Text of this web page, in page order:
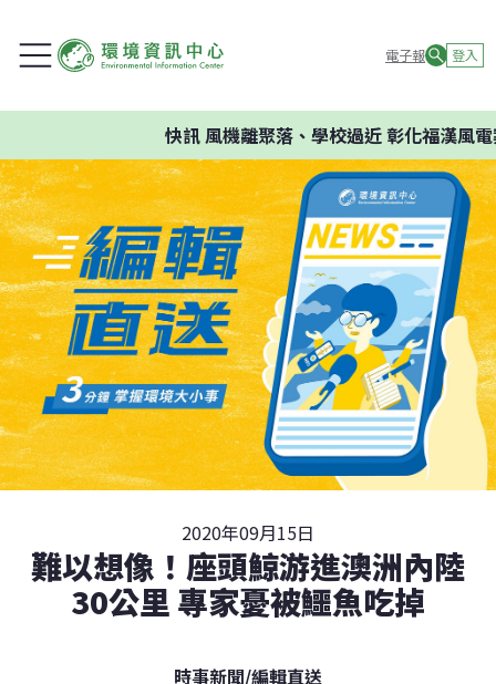
電子報 登入
快訊風機離聚落、學校過近 彰化福漢風電
2020年09月15日
難以想像！座頭鯨游進澳洲內陸
30公里 專家憂被鱷魚吃掉
時事新聞/編輯直送